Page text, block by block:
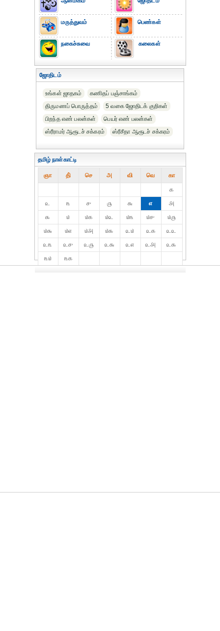
மருத்துவம்
நகைச்சுவை
பெண்கள்
கலைகள்
ஜோதிடம்
உங்கள் ஜாதகம்
கணிதப் பஞ்சாங்கம்
திருமணப் பொருத்தம்
5 வகை ஜோதிடக் குறிகள்
பிறந்த எண் பலன்கள்
பெயர் எண் பலன்கள்
ஸ்ரீராமர் ஆரூடச் சக்கரம்
ஸ்ரீசீதா ஆரூடச் சக்கரம்
தமிழ் நாள்காட்டி
ஞா தி் செ அ வி வெ கா
௧
௨
௩ ௪ ௫ ௬ ௭
௮
௯
௰ ௰௧ ௰௨ ௰௩ ௰௪
௰௫
௰௬
௰௭ ௰௮ ௰௯ ௨௰ ௨௧
௨௨
௨௩
௨௪ ௨௫ ௨௬ ௨௭ ௨௮
௨௯
௩௰
௩௧